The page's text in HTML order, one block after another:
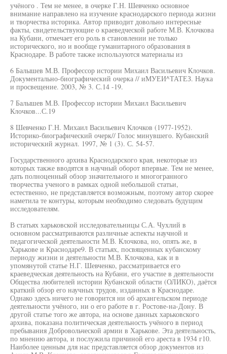
учёного . Тем не менее, в очерке Г.Н. Шевченко основное
внимание направлено на изучение краснодарского периода жизни
и творчества историка. Автор приводит довольно интересные
факты, свидетельствующие о краеведческой работе М.В. Клочкова
на Кубани, отмечает его роль в становлении не только
исторического, но и вообще гуманитарного образования в
Краснодаре. В работе также используются материалы из
6 Балышев М.В. Профессор истории Михаил Васильевич Клочков.
Документально-биографический очерка // иМУЕИ^ТАТЕЗ. Наука
и просвещение. 2003, № 3. С.14 -19.
7 Балышев М.В. Профессор истории Михаил Васильевич
Клочков...С.19
8 Шевченко Г.Н. Михаил Васильевич Клочков (1977-1952).
Историко-биографический очерк// Голос минувшего. Кубанский
исторический журнал. 1997, № 1 (3). С. 54-57.
Государственного архива Краснодарского края, некоторые из
которых также вводятся в научный оборот впервые. Тем не менее,
дать полноценный обзор значительного и многогранного
творчества ученого в рамках одной небольшой статьи,
естественно, не представляется возможным, поэтому автор скорее
наметила те контуры, которым необходимо следовать будущим
исследователям.
В статьях харьковской исследовательницы С.А. Чухлий в
основном рассматриваются различные аспекты научной и
педагогической деятельности М.В. Клочкова, но, опять же, в
Харькове и Краснодаре9. В статьях, посвященных кубанскому
периоду жизни и деятельности М.В. Клочкова, как и в
упомянутой статье Н.Г. Шевченко, рассматривается его
краеведческая деятельность на Кубани, его участие в деятельности
Общества любителей истории Кубанской области (ОЛИКО), даётся
краткий обзор его научных трудов, изданных в Краснодаре.
Однако здесь ничего не говорится ни об архангельском периоде
деятельности учёного, ни о его работе в г. Ростове-на-Дону. В
другой статье того же автора, на основе данных харьковского
архива, показана политическая деятельность учёного в период
пребывания Добровольческой армии в Харькове. Эта деятельность,
по мнению автора, и послужила причиной его ареста в 1934 г10.
Наиболее ценным для нас представляется обзор документов из